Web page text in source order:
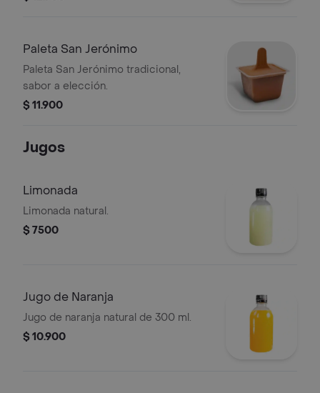
Paleta San Jerónimo
Paleta San Jerónimo tradicional,
sabor a elección.
$ 11.900
Jugos
Limonada
Limonada natural.
$ 7500
Jugo de Naranja
Jugo de naranja natural de 300 ml.
$ 10.900